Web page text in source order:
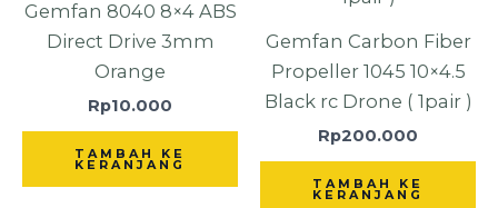
Gemfan 8040 8×4 ABS
Direct Drive 3mm
Orange
Rp10.000
TAMBAH KE
KERANJANG
Gemfan Carbon Fiber
Propeller 1045 10×4.5
Black rc Drone ( 1pair )
Rp200.000
TAMBAH KE
KERANJANG